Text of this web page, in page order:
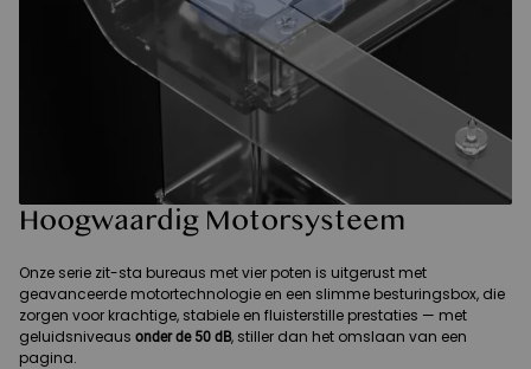
Hoogwaardig Motorsysteem
Onze serie zit-sta bureaus met vier poten is uitgerust met
geavanceerde motortechnologie en een slimme besturingsbox, die
zorgen voor krachtige, stabiele en fluisterstille prestaties — met
geluidsniveaus onder de 50 dB, stiller dan het omslaan van een
pagina.